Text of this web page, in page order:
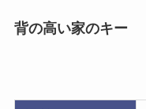
背の高い家のキー